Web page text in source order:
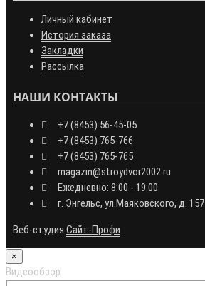
Личный кабинет
История заказа
Закладки
Рассылка
НАШИ КОНТАКТЫ
+7 (8453) 56-45-05
+7 (8453) 765-766
+7 (8453) 765-765
magazin@stroydvor2002.ru
Ежедневно: 8:00 - 19:00
г. Энгельс, ул.Маяковского, д. 157
Веб-студия Сайт-Профи
×
Видеообзор